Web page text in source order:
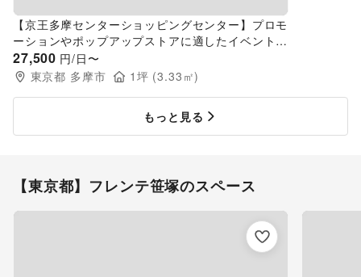
【京王多摩センターショッピングセンター】プロモ
ーションやポップアップストアに適したイベントス
ペース
27,500 円/日〜
東京都 多摩市 1 坪 (3.33 ㎡)
もっと見る
【東京都】フレンテ笹塚のスペース